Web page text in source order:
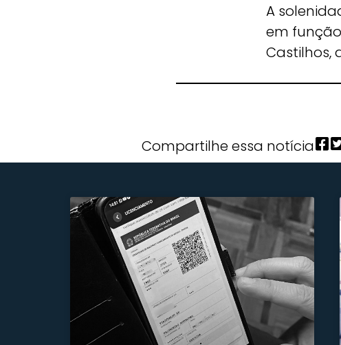
A
em
Castilhos,
Compartilhe essa notícia